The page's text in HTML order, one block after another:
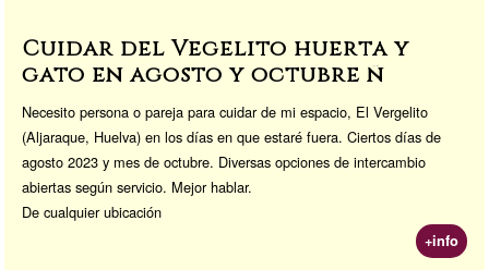
Cuidar del Vegelito huerta y
gato en agosto y octubre ñ
Necesito persona o pareja para cuidar de mi espacio, El Vergelito
(Aljaraque, Huelva) en los días en que estaré fuera. Ciertos días de
agosto 2023 y mes de octubre. Diversas opciones de intercambio
abiertas según servicio. Mejor hablar.
De cualquier ubicación
+info